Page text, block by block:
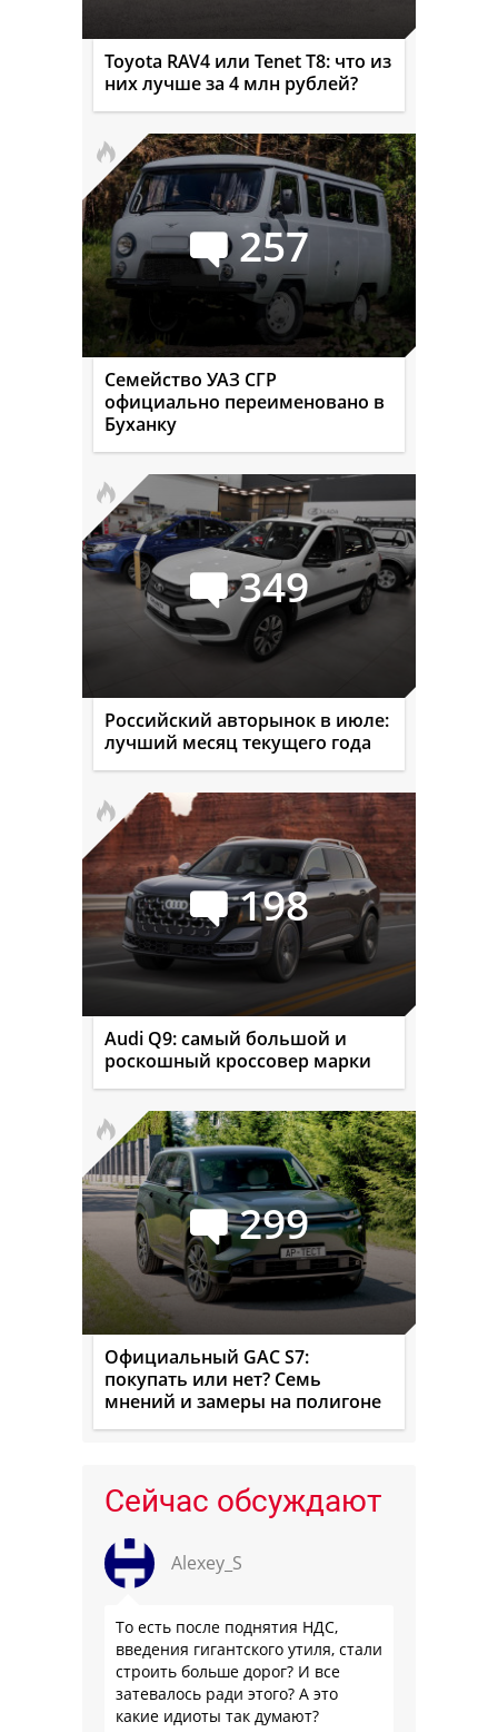
Toyota RAV4 или Tenet T8: что из
них лучше за 4 млн рублей?
257
Семейство УАЗ СГР
официально переименовано в
Буханку
349
Российский авторынок в июле:
лучший месяц текущего года
198
Audi Q9: самый большой и
роскошный кроссовер марки
299
Официальный GAC S7:
покупать или нет? Семь
мнений и замеры на полигоне
Сейчас обсуждают
Alexey_S
То есть после поднятия НДС,
введения гигантского утиля, стали
строить больше дорог? И все
затевалось ради этого? А это
какие идиоты так думают?